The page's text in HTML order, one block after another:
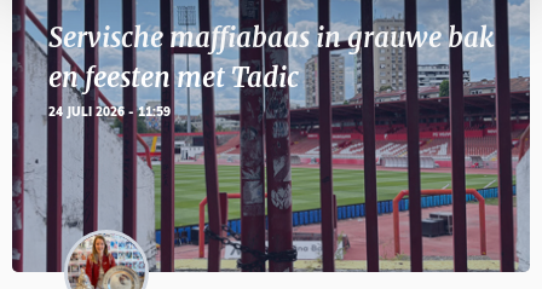
Servische maffiabaas in grauwe bak
en feesten met Tadic
24 JULI 2026 - 11:59